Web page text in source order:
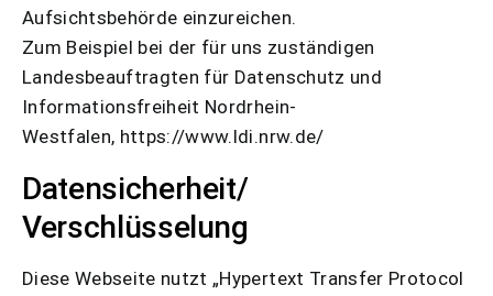
Aufsichtsbehörde einzureichen.
Zum Beispiel bei der für uns zuständigen
Landesbeauftragten für Datenschutz und
Informationsfreiheit Nordrhein-
Westfalen, https://www.ldi.nrw.de/
Datensicherheit/
Verschlüsselung
Diese Webseite nutzt „Hypertext Transfer Protocol